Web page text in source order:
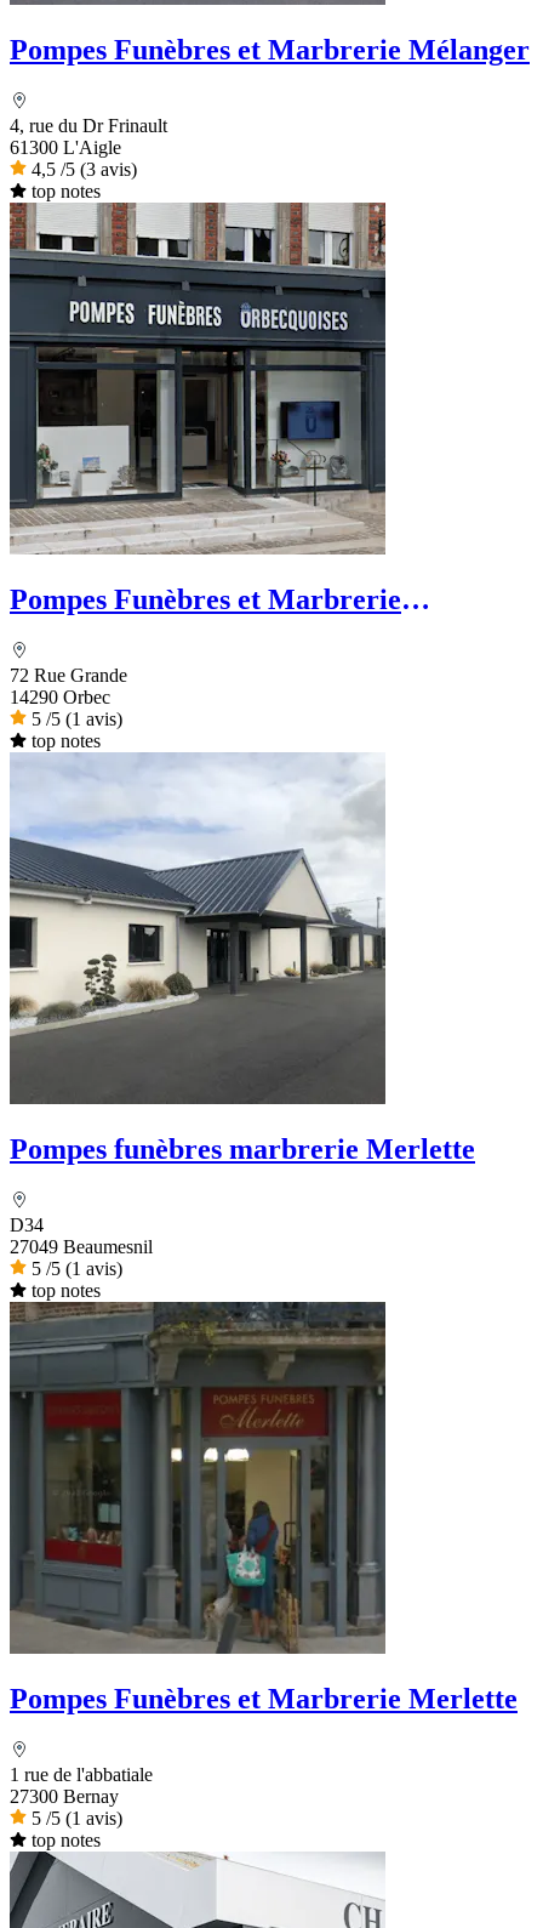
Pompes Funèbres et Marbrerie Mélanger
4, rue du Dr Frinault
61300 L'Aigle
4,5 /5 (3 avis)
top notes
Pompes Funèbres et Marbrerie
72 Rue Grande
14290 Orbec
5 /5 (1 avis)
top notes
Pompes funèbres marbrerie Merlette
D34
27049 Beaumesnil
5 /5 (1 avis)
top notes
Pompes Funèbres et Marbrerie Merlette
1 rue de l'abbatiale
27300 Bernay
5 /5 (1 avis)
top notes